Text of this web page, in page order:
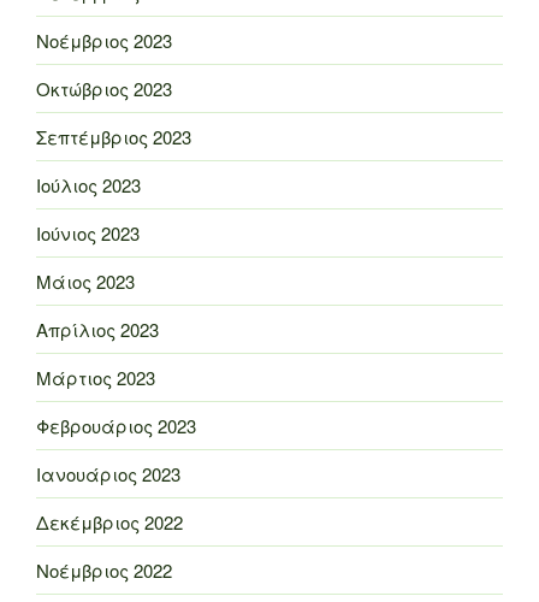
Νοέμβριος 2023
Οκτώβριος 2023
Σεπτέμβριος 2023
Ιούλιος 2023
Ιούνιος 2023
Μάιος 2023
Απρίλιος 2023
Μάρτιος 2023
Φεβρουάριος 2023
Ιανουάριος 2023
Δεκέμβριος 2022
Νοέμβριος 2022